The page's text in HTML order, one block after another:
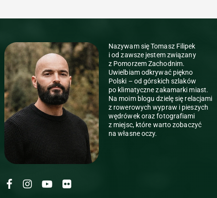
KrokZaHoryzont
KrokZaHoryzont
KrokZaHoryzont
KrokZaHoryzont
Nazywam się Tomasz Filipek
i od zawsze jestem związany
z Pomorzem Zachodnim.
Uwielbiam odkrywać piękno
Polski – od górskich szlaków
po klimatyczne zakamarki miast.
Na moim blogu dzielę się relacjami
z rowerowych wypraw i pieszych
wędrówek oraz fotografiami
z miejsc, które warto zobaczyć
na własne oczy.